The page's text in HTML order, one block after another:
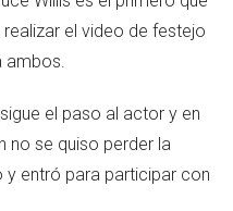
el video de festejo
ambos.
el paso al actor y en
no se quiso perder la
y entró para participar con